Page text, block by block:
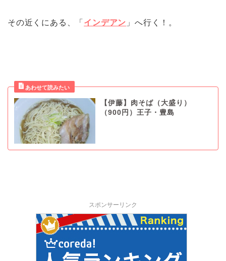
その近くにある、「 インデアン 」へ行く！。
【伊藤】肉そば（大盛り）
（900円）王子・豊島
スポンサーリンク